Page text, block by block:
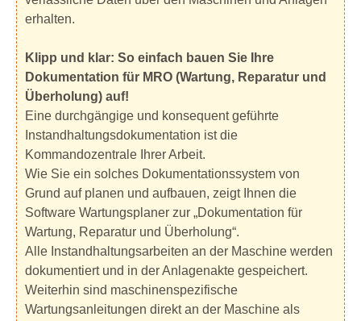
erhalten.
Klipp und klar: So einfach bauen Sie Ihre
Dokumentation für MRO (Wartung, Reparatur und
Überholung) auf!
Eine durchgängige und konsequent geführte
Instandhaltungsdokumentation ist die
Kommandozentrale Ihrer Arbeit.
Wie Sie ein solches Dokumentationssystem von
Grund auf planen und aufbauen, zeigt Ihnen die
Software Wartungsplaner zur „Dokumentation für
Wartung, Reparatur und Überholung“.
Alle Instandhaltungsarbeiten an der Maschine werden
dokumentiert und in der Anlagenakte gespeichert.
Weiterhin sind maschinenspezifische
Wartungsanleitungen direkt an der Maschine als